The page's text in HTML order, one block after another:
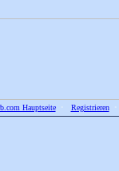
Hauptseite• Registrieren